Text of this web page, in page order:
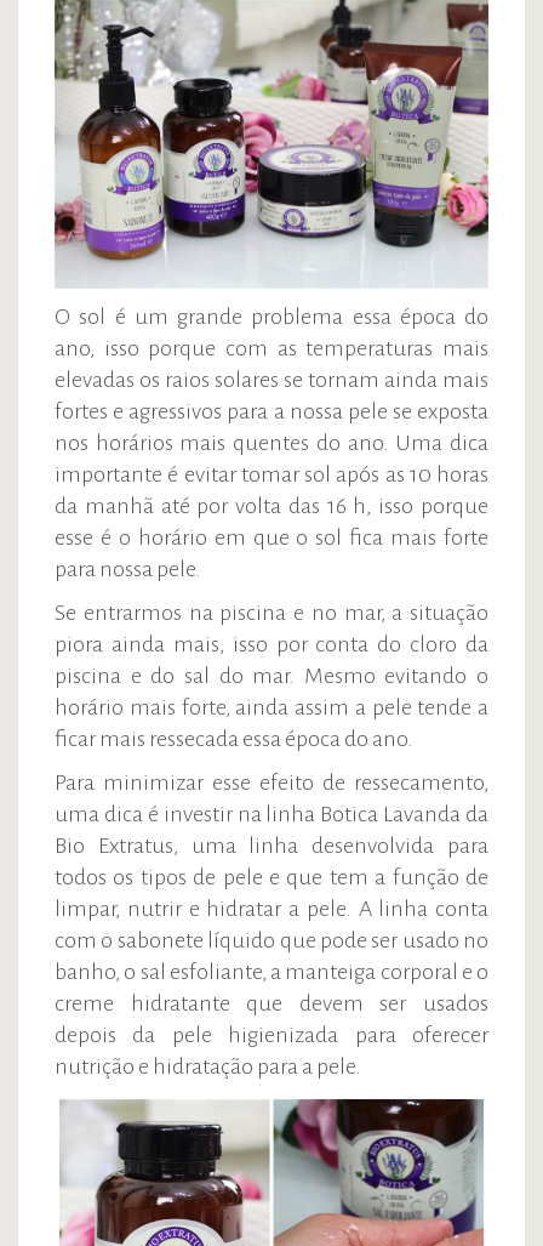
O sol é um grande problema essa época do
ano, isso porque com as temperaturas mais
elevadas os raios solares se tornam ainda mais
fortes e agressivos para a nossa pele se exposta
nos horários mais quentes do ano. Uma dica
importante é evitar tomar sol após as 10 horas
da manhã até por volta das 16 h, isso porque
esse é o horário em que o sol fica mais forte
para nossa pele.
Se entrarmos na piscina e no mar, a situação
piora ainda mais, isso por conta do cloro da
piscina e do sal do mar. Mesmo evitando o
horário mais forte, ainda assim a pele tende a
ficar mais ressecada essa época do ano.
Para minimizar esse efeito de ressecamento,
uma dica é investir na linha Botica Lavanda da
Bio Extratus, uma linha desenvolvida para
todos os tipos de pele e que tem a função de
limpar, nutrir e hidratar a pele. A linha conta
com o sabonete líquido que pode ser usado no
banho, o sal esfoliante, a manteiga corporal e o
creme hidratante que devem ser usados
depois da pele higienizada para oferecer
nutrição e hidratação para a pele.